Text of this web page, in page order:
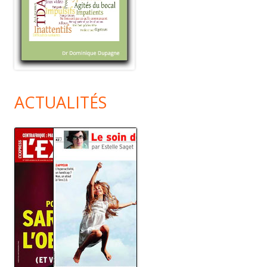
ACTUALITÉS